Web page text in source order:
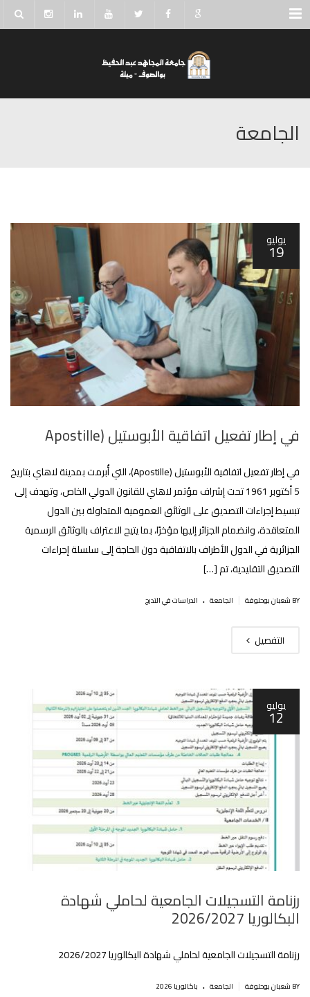
Menu
الجامعة
يوليو
19
في إطار تفعيل اتفاقية الأبوستيل (Apostille
في إطار تفعيل اتفاقية الأبوستيل (Apostille)، التي أُبرمت بمدينة لاهاي بتاريخ
5 أكتوبر 1961 تحت إشراف مؤتمر لاهاي للقانون الدولي الخاص، وتهدف إلى
تبسيط إجراءات التصديق على الوثائق العمومية المتداولة بين الدول
المتعاقدة، وانضمام الجزائر إليها مؤخرًا، بما يتيح الاعتراف بالوثائق الرسمية
الجزائرية في الدول الأطراف بالاتفاقية دون الحاجة إلى سلسلة إجراءات
التصديق التقليدية، تم […]
BY شعبان بوحلوفة الجامعة . الدراسات في التدرج
التفصيل
يوليو
12
رزنامة التسجيلات الجامعية لحاملي شهادة
البكالوريا 2026/2027
رزنامة التسجيلات الجامعية لحاملي شهادة البكالوريا 2026/2027
BY شعبان بوحلوفة الجامعة . باكالوريا 2026